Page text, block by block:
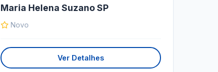
Maria Helena Suzano SP
Novo
Ver Detalhes